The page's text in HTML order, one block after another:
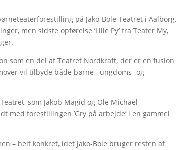
på Jako-Bole Teatret i Aalborg.
men sidste opførelse ’Lille Py’ fra Teater My,
som en del af Teatret Nordkraft, der er en fusion
vil tilbyde både børne-, ungdoms- og
som Jakob Magid og Ole Michael
med forestillingen ’Gry på arbejde’ i en gammel
– helt konkret, idet Jako-Bole bruger resten af